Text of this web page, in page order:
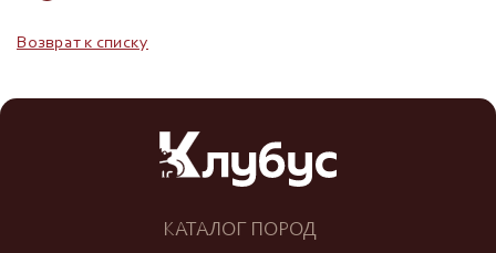
Возврат к списку
КАТАЛОГ ПОРОД